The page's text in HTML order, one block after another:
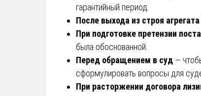
гарантийный период.
После выхода из строя агрегата
При подготовке претензии
была обоснованной.
Перед обращением в суд —
сформулировать вопросы для
При расторжении договора